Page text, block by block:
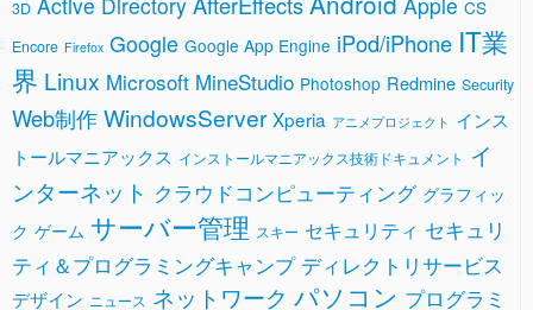
3D CS
Encore Firefox Google Google App Engine iPod/iPhone IT業
界 Linux Microsoft MineStudio Photoshop Redmine Security
Web制作WindowsServer Xperia アニメプロジェクト インス
トールマニアックス インストールマニアックス技術ドキュメント イ
ンターネット クラウドコンピューティング グラフィッ
ク ゲーム サーバー管理 スキー セキュリティ セキュリ
ティ＆プログラミングキャンプ ディレクトリサービス
デザイン ニュース ネットワーク パソコン プログラミ